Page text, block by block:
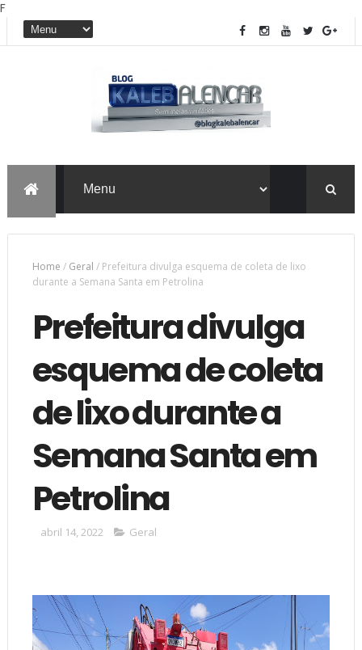
F
Home / Geral / Prefeitura divulga esquema de coleta de lixo
durante a Semana Santa em Petrolina
Prefeitura divulga
esquema de coleta
de lixo durante a
Semana Santa em
Petrolina
abril 14, 2022 Geral